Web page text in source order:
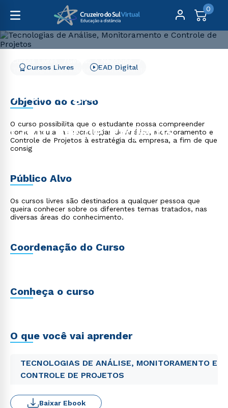
0
Tecnologias de Análise, Monitoramento e Controle de
Tecnologias de Análise,
Monitoramento e
Controle de Projetos
Cursos Livres EAD Digital
Objetivo do curso
O curso possibilita que o estudante possa compreender
como vincular as Tecnologias de Análise, Monitoramento e
Controle de Projetos à estratégia da empresa, a fim de que
consig
Público Alvo
Os cursos livres são destinados a qualquer pessoa que
queira conhecer sobre os diferentes temas tratados, nas
diversas áreas do conhecimento.
Coordenação do Curso
Conheça o curso
O que você vai aprender
TECNOLOGIAS DE ANÁLISE, MONITORAMENTO E
CONTROLE DE PROJETOS
Baixar Ebook